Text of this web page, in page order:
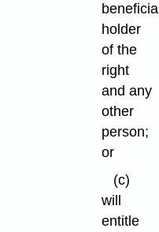
beneficial
holder
of the
right
and any
other
person;
or
(c)
will
entitle